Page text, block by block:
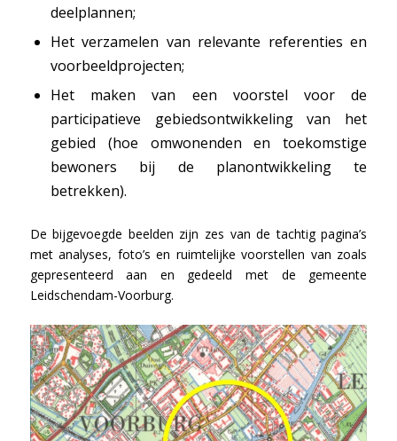
deelplannen;
Het verzamelen van relevante referenties en
voorbeeldprojecten;
Het maken van een voorstel voor de
participatieve gebiedsontwikkeling van het
gebied (hoe omwonenden en toekomstige
bewoners bij de planontwikkeling te
betrekken).
De bijgevoegde beelden zijn zes van de tachtig pagina’s
met analyses, foto’s en ruimtelijke voorstellen van zoals
gepresenteerd aan en gedeeld met de gemeente
Leidschendam-Voorburg.